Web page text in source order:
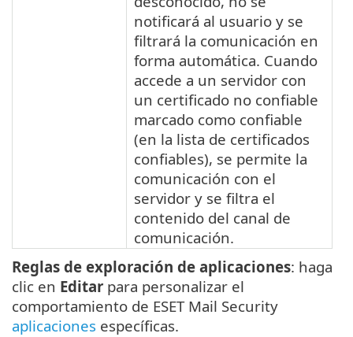
notificará al usuario y se
filtrará la comunicación en
forma automática. Cuando
accede a un servidor con
un certificado no confiable
marcado como confiable
(en la lista de certificados
confiables), se permite la
comunicación con el
servidor y se filtra el
contenido del canal de
comunicación.
Reglas de exploración de aplicaciones: haga
clic en Editar para personalizar el
comportamiento de ESET Mail Security
aplicaciones específicas.